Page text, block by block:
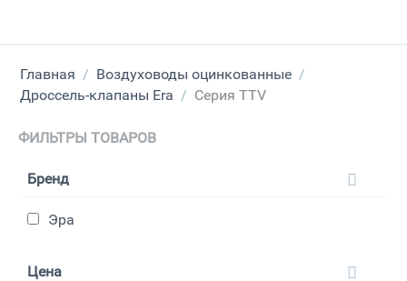
Главная / Воздуховоды оцинкованные /
Дроссель-клапаны Era / Серия TTV
ФИЛЬТРЫ ТОВАРОВ
Бренд
Эра
Цена